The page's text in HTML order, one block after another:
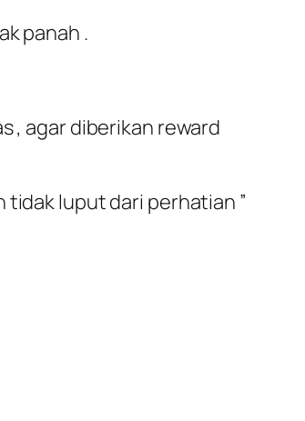
panah .
, agar diberikan reward
luput dari perhatian ”